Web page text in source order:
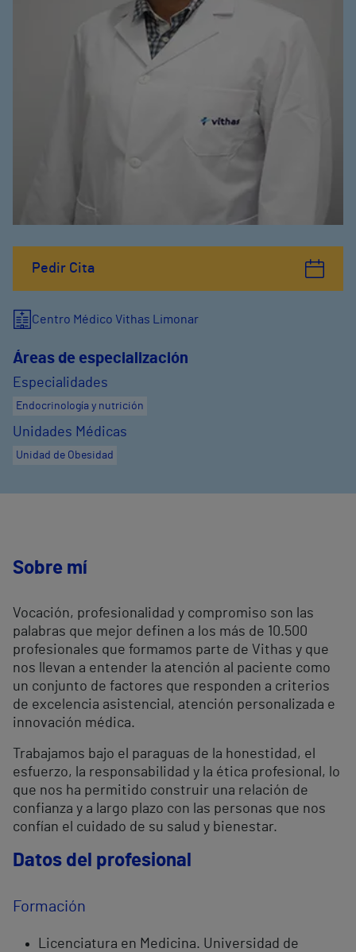
Pedir Cita
Centro Médico Vithas Limonar
Áreas de especialización
Especialidades
Endocrinología y nutrición
Unidades Médicas
Unidad de Obesidad
Sobre mí
Vocación, profesionalidad y compromiso son las
palabras que mejor definen a los más de 10.500
profesionales que formamos parte de Vithas y que
nos llevan a entender la atención al paciente como
un conjunto de factores que responden a criterios
de excelencia asistencial, atención personalizada e
innovación médica.
Trabajamos bajo el paraguas de la honestidad, el
esfuerzo, la responsabilidad y la ética profesional, lo
que nos ha permitido construir una relación de
confianza y a largo plazo con las personas que nos
confían el cuidado de su salud y bienestar.
Datos del profesional
Formación
Licenciatura en Medicina. Universidad de